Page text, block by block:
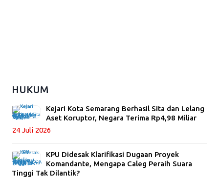
HUKUM
Kejari Kota Semarang Berhasil Sita dan Lelang
Aset Koruptor, Negara Terima Rp4,98 Miliar
24 Juli 2026
KPU Didesak Klarifikasi Dugaan Proyek
Komandante, Mengapa Caleg Peraih Suara
Tinggi Tak Dilantik?